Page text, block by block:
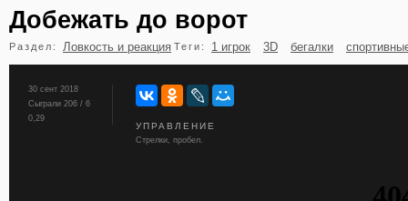
бильярд карты
Добежать до ворот
Раздел: Ловкость и реакция Теги: 1 игрок 3D бегалки
30 сент 2018
Сыграли 206 / 6
0,29
УПРАВЛЕНИЕ
Стрелки, пробел.